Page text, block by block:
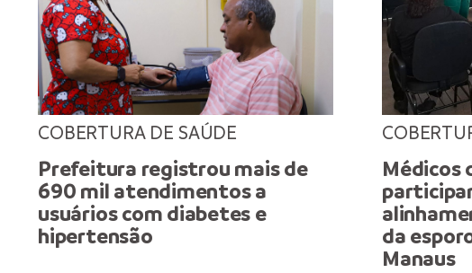
COBERTURA DE SAÚDE
Prefeitura registrou mais de
690 mil atendimentos a
usuários com diabetes e
hipertensão
Médicos
da
Manaus